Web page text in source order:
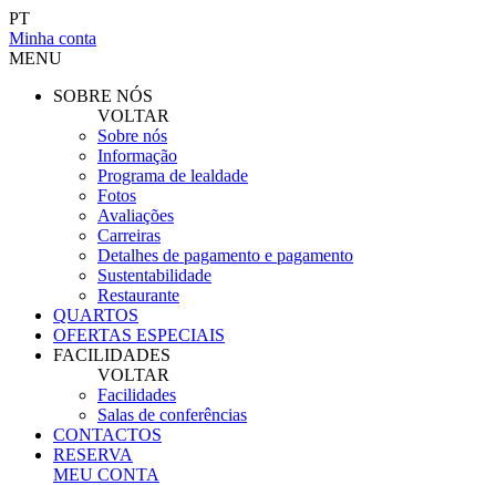
PT
Minha conta
MENU
SOBRE NÓS
VOLTAR
Sobre nós
Informação
Programa de lealdade
Fotos
Avaliações
Carreiras
Detalhes de pagamento e pagamento
Sustentabilidade
Restaurante
QUARTOS
OFERTAS ESPECIAIS
FACILIDADES
VOLTAR
Facilidades
Salas de conferências
CONTACTOS
RESERVA
MEU CONTA